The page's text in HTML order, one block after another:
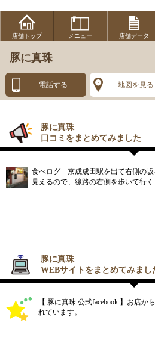
店舗トップ メニュー 店舗データ
豚に真珠
電話する 地図を見る
豚に真珠
口コミをまとめてみました
食べログ 京成成田駅を出て右側の
見えるので、線路の右側を歩いて行
豚に真珠
WEBサイトをまとめてみまし
【 豚に真珠 公式facebook 】お店
れています。